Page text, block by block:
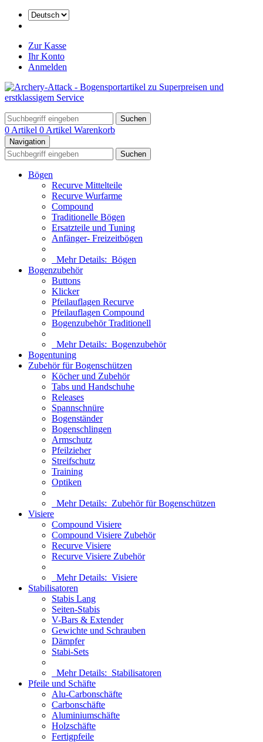
Zur Kasse
Ihr Konto
Anmelden
Suchen
0 Artikel 0 Artikel Warenkorb
Navigation
Suchen
Bögen
Recurve Mittelteile
Recurve Wurfarme
Compound
Traditionelle Bögen
Ersatzteile und Tuning
Anfänger- Freizeitbögen
Mehr Details: Bögen
Bogenzubehör
Buttons
Klicker
Pfeilauflagen Recurve
Pfeilauflagen Compound
Bogenzubehör Traditionell
Mehr Details: Bogenzubehör
Bogentuning
Zubehör für Bogenschützen
Köcher und Zubehör
Tabs und Handschuhe
Releases
Spannschnüre
Bogenständer
Bogenschlingen
Armschutz
Pfeilzieher
Streifschutz
Training
Optiken
Mehr Details: Zubehör für Bogenschützen
Visiere
Compound Visiere
Compound Visiere Zubehör
Recurve Visiere
Recurve Visiere Zubehör
Mehr Details: Visiere
Stabilisatoren
Stabis Lang
Seiten-Stabis
V-Bars & Extender
Gewichte und Schrauben
Dämpfer
Stabi-Sets
Mehr Details: Stabilisatoren
Pfeile und Schäfte
Alu-Carbonschäfte
Carbonschäfte
Aluminiumschäfte
Holzschäfte
Fertigpfeile